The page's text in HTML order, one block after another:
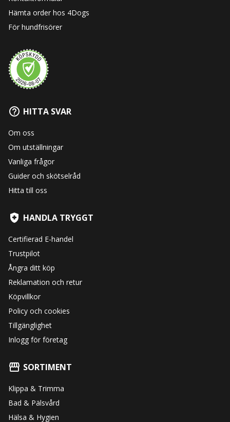
Hämta order hos 4Dogs
För hundfrisörer
HITTA SVAR
Om oss
Om utställningar
Vanliga frågor
Guider och skötselråd
Hitta till oss
HANDLA TRYGGT
Certifierad E-handel
Trustpilot
Ångra ditt köp
Reklamation och retur
Köpvillkor
Policy och cookies
Tillgänglighet
Inlogg för företag
SORTIMENT
Klippa & Trimma
Bad & Pälsvård
Hälsa & Hygien